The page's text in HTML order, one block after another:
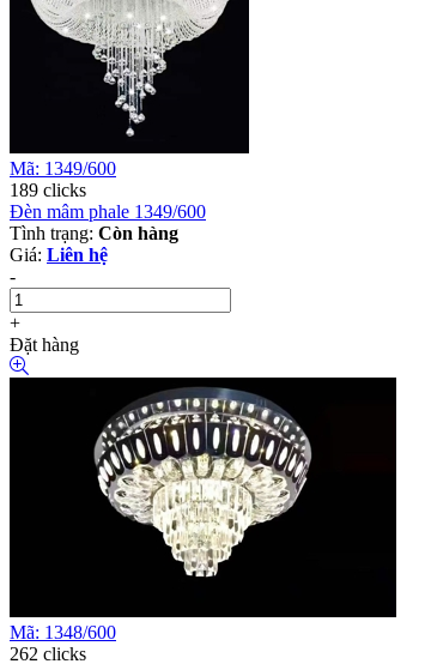
Mã: 1349/600
189 clicks
Đèn mâm phale 1349/600
Tình trạng: Còn hàng
Giá: Liên hệ
-
+
Đặt hàng
Mã: 1348/600
262 clicks